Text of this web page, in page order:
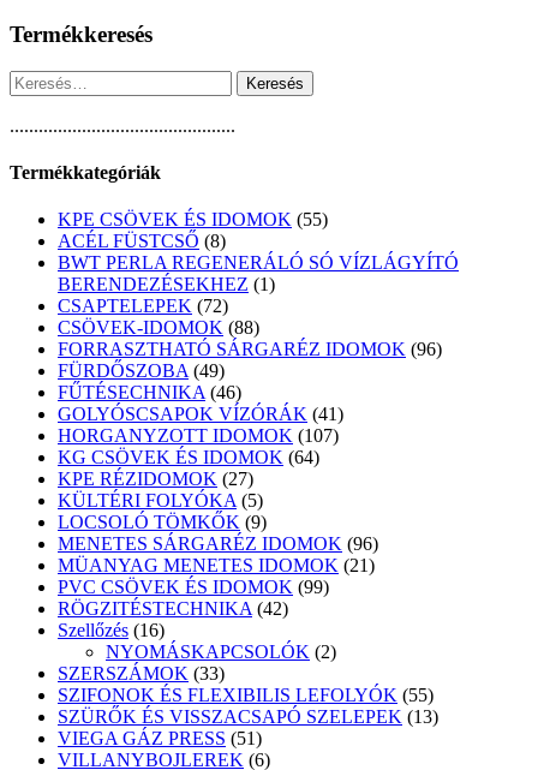
Termékkeresés
Keresés:
...............................................
Termékkategóriák
KPE CSÖVEK ÉS IDOMOK 5555
ACÉL FÜSTCSŐ 88
termék
BWT PERLA REGENERÁLÓ SÓ VÍZLÁGYÍTÓ
BERENDEZÉSEKHEZ
11
CSAPTELEPEK 7272
termék
CSÖVEK-IDOMOK 8888
termék
FORRASZTHATÓ SÁRGARÉZ IDOMOK 9696
FÜRDŐSZOBA 4949
termék
FŰTÉSECHNIKA 4646
termék
GOLYÓSCSAPOK VÍZÓRÁK 4141
termék
HORGANYZOTT IDOMOK 107107
KG CSÖVEK ÉS IDOMOK 6464
KPE RÉZIDOMOK 2727
termék
KÜLTÉRI FOLYÓKA 55
termék
LOCSOLÓ TÖMKŐK 99
termék
MENETES SÁRGARÉZ IDOMOK 9696
termék
MÜANYAG MENETES IDOMOK 2121
PVC CSÖVEK ÉS IDOMOK 9999
RÖGZITÉSTECHNIKA 4242
Szellőzés 1616
termék
NYOMÁSKAPCSOLÓK 22
SZERSZÁMOK 3333
termék
SZIFONOK ÉS FLEXIBILIS LEFOLYÓK 5555
termék
SZÜRŐK ÉS VISSZACSAPÓ SZELEPEK 1313
VIEGA GÁZ PRESS 5151
termék
VILLANYBOJLEREK 66